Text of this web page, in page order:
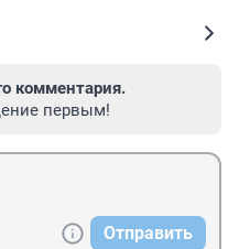
комментария.
первым!
Отправить